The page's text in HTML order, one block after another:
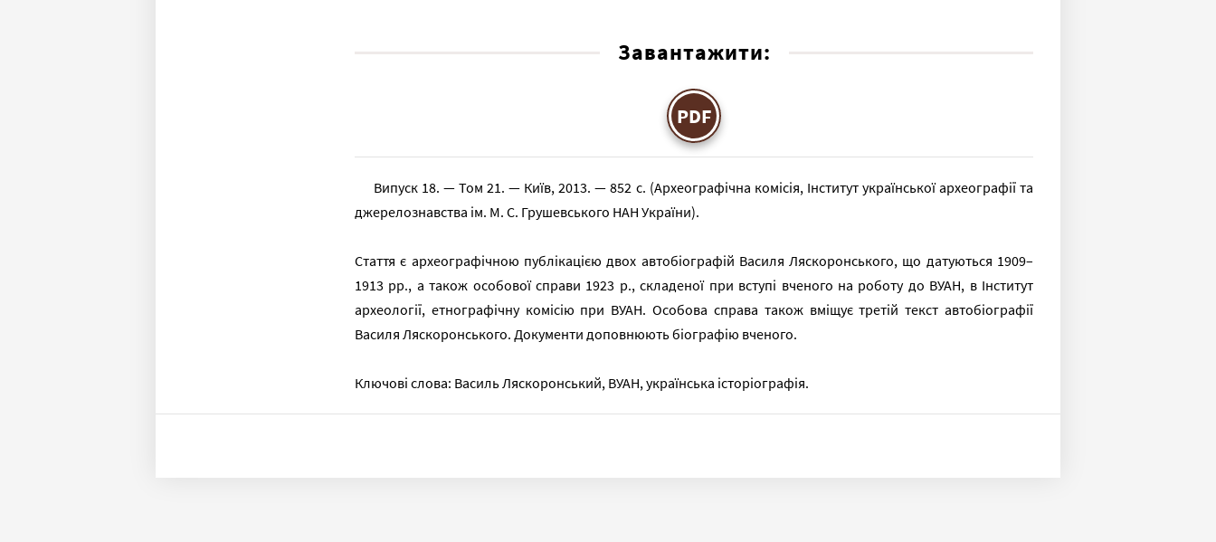
Завантажити:
PDF
Випуск 18. — Том 21. — Київ, 2013. — 852 с. (Археографічна комісія, Інститут української археографії та
джерелознавства ім. М. С. Грушевського НАН України).
Стаття є археографічною публікацією двох автобіографій Василя Ляскоронського, що датуються 1909–
1913 рр., а також особової справи 1923 р., складеної при вступі вченого на роботу до ВУАН, в Інститут
археології, етнографічну комісію при ВУАН. Особова справа також вміщує третій текст автобіографії
Василя Ляскоронського. Документи доповнюють біографію вченого.
Ключові слова: Василь Ляскоронський, ВУАН, українська історіографія.